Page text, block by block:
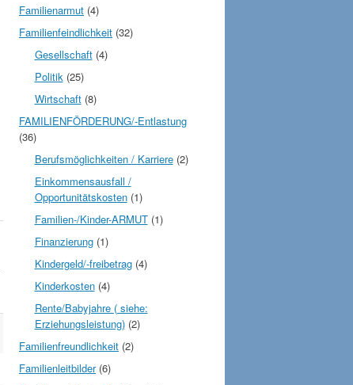
Familienarmut (4)
Familienfeindlichkeit (32)
Gesellschaft(4)
Politik(25)
Wirtschaft(8)
FAMILIENFÖRDERUNG/-Entlastung
(36)
Berufsmöglichkeiten / Karriere(2)
Einkommensausfall /
Opportunitätskosten(1)
Familien-/Kinder-ARMUT(1)
Finanzierung(1)
Kindergeld/-freibetrag(4)
Kinderkosten(4)
Rente/Babyjahre ( siehe:
Erziehungsleistung)(2)
Familienfreundlichkeit (2)
Familienleitbilder(6)